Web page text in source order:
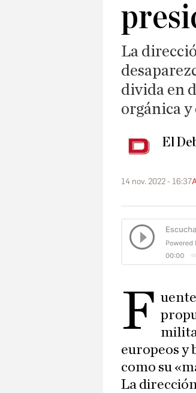
La
divida en
orgánica
El
14 nov. 2022 - 16:37
F
europeos y
como su
La